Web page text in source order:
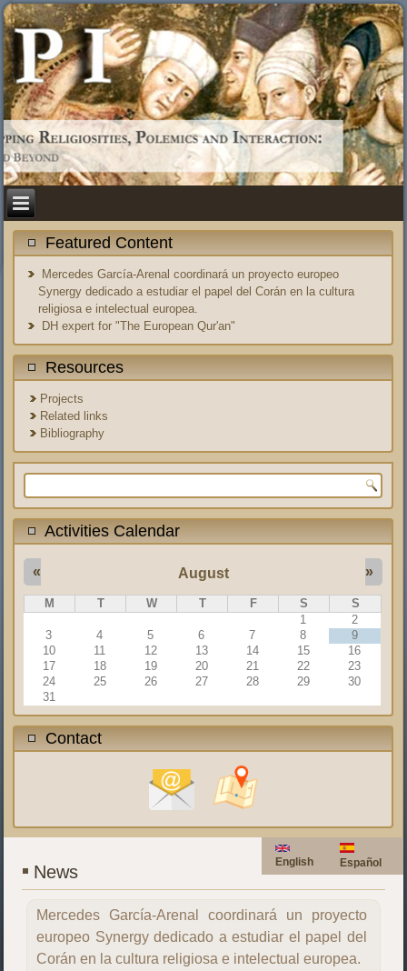
Featured Content
Mercedes García-Arenal coordinará un proyecto europeo
Synergy dedicado a estudiar el papel del Corán en la cultura
religiosa e intelectual europea.
DH expert for "The European Qur'an"
Resources
Projects
Related links
Bibliography
Search form
Activities Calendar
August
« »
M T W T F S
S
1
2
3
4 5 6 7 8
9
10
11 12 13 14 15
16
17
18 19 20 21 22
23
24
25 26 27 28 29
30
31
Contact
Español
English
News
Mercedes García-Arenal coordinará un proyecto
europeo Synergy dedicado a estudiar el papel del
Corán en la cultura religiosa e intelectual europea.